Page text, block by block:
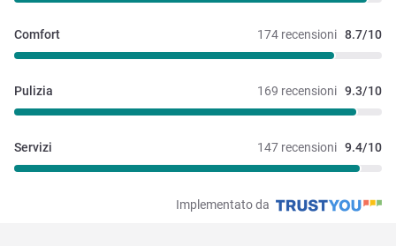
174 recensioni 8.7/10
Comfort
169 recensioni 9.3/10
Pulizia
147 recensioni 9.4/10
Servizi
Implementato da